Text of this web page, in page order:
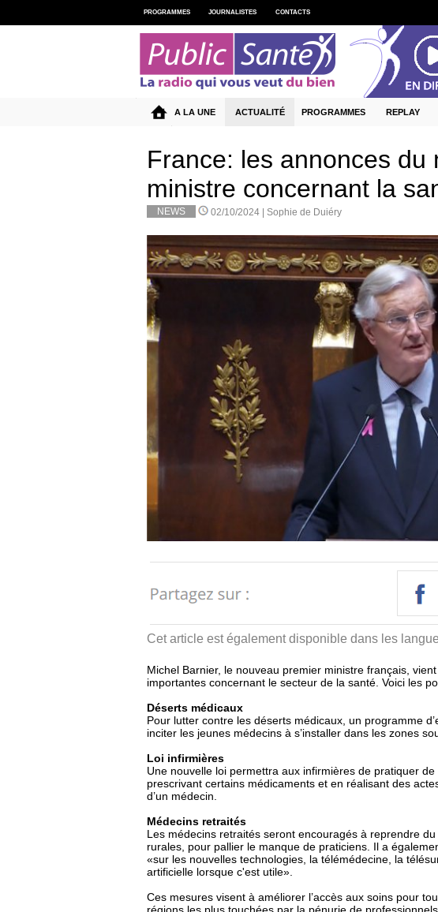
France: les annonces du
ministre concernant la
NEWS 02/10/2024 | Sophie de Duiéry
Cet article est également disponible dans les
Michel Barnier, le nouveau premier ministre français,
importantes concernant le secteur de la santé. Voici les
Déserts médicaux
Pour lutter contre les déserts médicaux, un programme
inciter les jeunes médecins à s’installer dans les zones
Loi infirmières
Une nouvelle loi permettra aux infirmières de pratiquer
prescrivant certains médicaments et en réalisant des
d’un médecin.
Médecins retraités
Les médecins retraités seront encouragés à reprendre
rurales, pour pallier le manque de praticiens. Il a
«sur les nouvelles technologies, la télémédecine, la
artificielle lorsque c'est utile».
Ces mesures visent à améliorer l’accès aux soins pour
PROGRAMMES JOURNALISTES CONTACTS
A LA UNE ACTUALITÉ PROGRAMMES REPLAY